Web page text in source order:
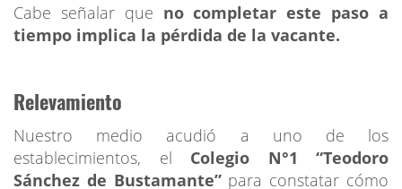
Cabe señalar que no completar este paso a
tiempo implica la pérdida de la vacante.
Relevamiento
Nuestro medio acudió a uno de los
establecimientos, el Colegio N°1 “Teodoro
Sánchez de Bustamante”para constatar cómo